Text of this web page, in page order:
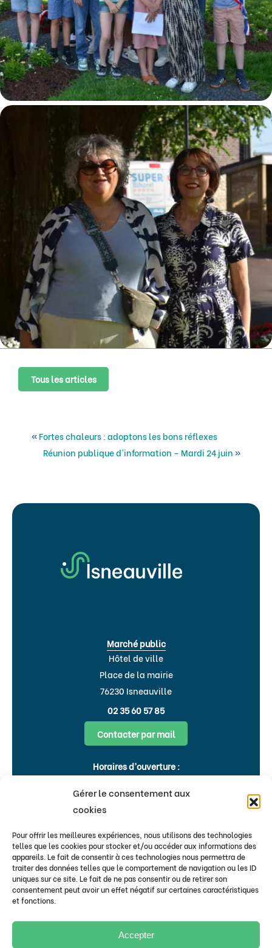
Gérer le consentement aux
cookies
Pour offrir les meilleures expériences, nous utilisons des technologies
telles que les cookies pour stocker et/ou accéder aux informations des
appareils. Le fait de consentir à ces technologies nous permettra de
traiter des données telles que le comportement de navigation ou les ID
uniques sur ce site. Le fait de ne pas consentir ou de retirer son
consentement peut avoir un effet négatif sur certaines caractéristiques
et fonctions.
Accepter
Tous les articles
«Fortes chaleurs : adoptons les bons réflexes
Réunion publique d’information – Mardi 24 juin»
Marché public
Hôtel de ville
Place de la mairie
76230 Isneauville
02 35 60 57 85
Contacter par mail
Horaires d’ouverture :
Flash infos
Bulletins & newsletters
S’inscrire au flash infos de la Mairie
S’inscrire